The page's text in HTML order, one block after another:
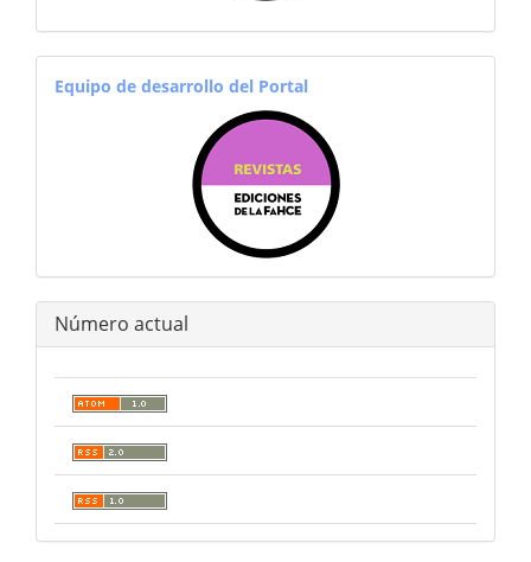
equiporevistas
Equipo de desarrollo del Portal
Número actual